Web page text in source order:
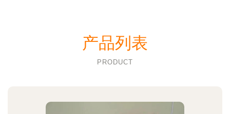
产品列表
PRODUCT